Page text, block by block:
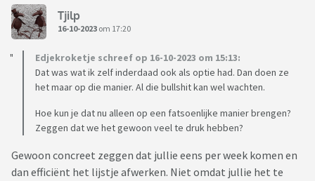
Tjilp
16-10-2023 om 17:20
Edjekroketje schreef op 16-10-2023 om 15:13:
Dat was wat ik zelf inderdaad ook als optie had. Dan doen ze
het maar op die manier. Al die bullshit kan wel wachten.
Hoe kun je dat nu alleen op een fatsoenlijke manier brengen?
Zeggen dat we het gewoon veel te druk hebben?
Gewoon concreet zeggen dat jullie eens per week komen en
dan efficiënt het lijstje afwerken. Niet omdat jullie het te